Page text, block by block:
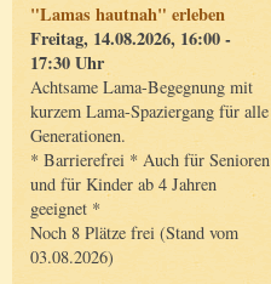
"Lamas hautnah" erleben
Freitag, 14.08.2026, 16:00 -
17:30 Uhr
Achtsame Lama-Begegnung mit
kurzem Lama-Spaziergang für alle
Generationen.
* Barrierefrei * Auch für Senioren
und für Kinder ab 4 Jahren
geeignet *
Noch 8 Plätze frei (Stand vom
03.08.2026)